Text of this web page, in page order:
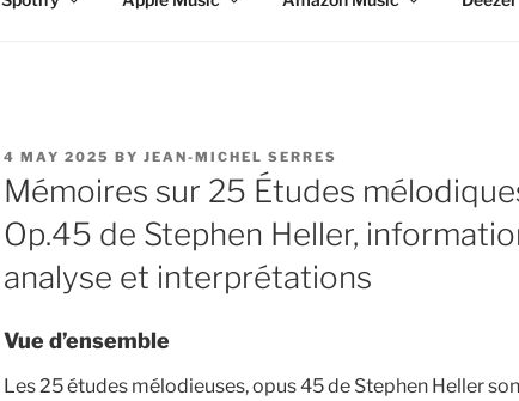
POSTED
ON
4 MAY 2025 BY JEAN-MICHEL SERRES
Mémoires sur 25 Études
Op.45 de Stephen Heller,
analyse et interprétations
Vue d’ensemble
Les 25 études mélodieuses, opus 45 de Stephen Heller